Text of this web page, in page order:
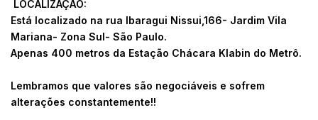
LOCALIZAÇÃO:
Está localizado na rua Ibaragui Nissui,166- Jardim Vila
Mariana- Zona Sul- São Paulo.
Apenas 400 metros da Estação Chácara Klabin do Metrô.
Lembramos que valores são negociáveis e sofrem
alterações constantemente!!